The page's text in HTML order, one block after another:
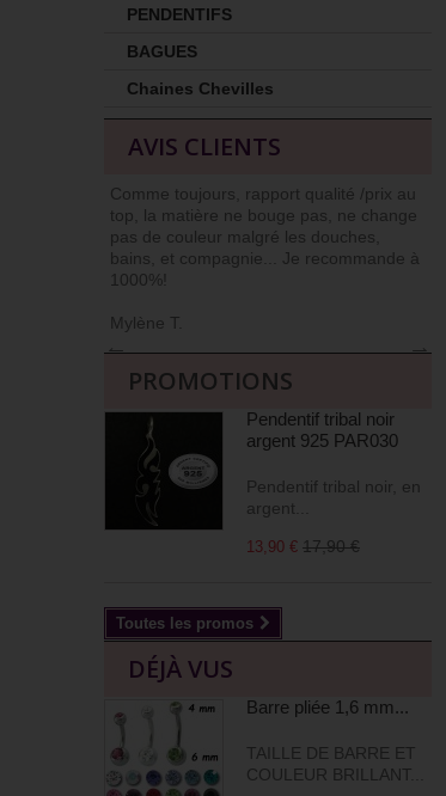
PENDENTIFS
BAGUES
Chaines Chevilles
AVIS CLIENTS
Comme toujours, rapport qualité /prix au
top, la matière ne bouge pas, ne change
pas de couleur malgré les douches,
bains, et compagnie... Je recommande à
1000%!
Mylène T.
→
←
PROMOTIONS
Pendentif tribal noir
argent 925 PAR030
Pendentif tribal noir, en
argent...
13,90 € 17,90 €
Toutes les promos
DÉJÀ VUS
Barre pliée 1,6 mm...
TAILLE DE BARRE ET
COULEUR BRILLANT...